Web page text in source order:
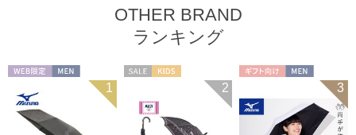
OTHER BRAND
ランキング
1 2 3